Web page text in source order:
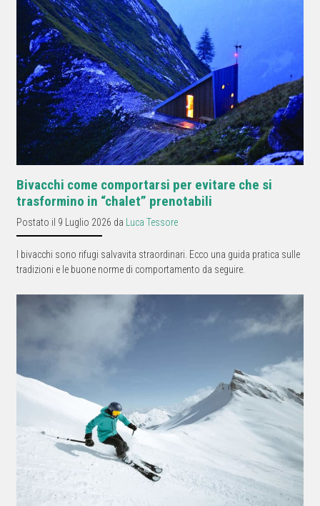
Bivacchi come comportarsi per evitare che si
trasformino in “chalet” prenotabili
Postato il 9 Luglio 2026 da Luca Tessore
I bivacchi sono rifugi salvavita straordinari. Ecco una guida pratica sulle
tradizioni e le buone norme di comportamento da seguire.